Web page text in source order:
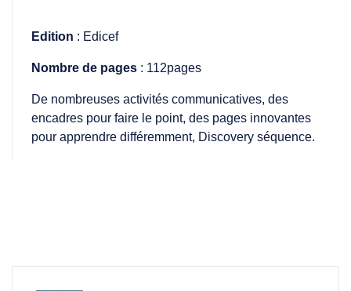
Edition : Edicef
Nombre de pages : 112pages
De nombreuses activités communicatives, des
encadres pour faire le point, des pages innovantes
pour apprendre différemment, Discovery séquence.